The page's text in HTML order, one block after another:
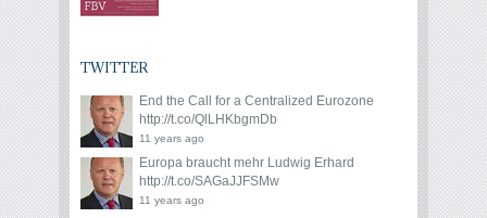
TWITTER
End the Call for a Centralized Eurozone
http://t.co/QlLHKbgmDb
11 years ago
Europa braucht mehr Ludwig Erhard
http://t.co/SAGaJJFSMw
11 years ago